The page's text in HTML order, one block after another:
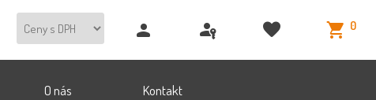
0
O nás Kontakt